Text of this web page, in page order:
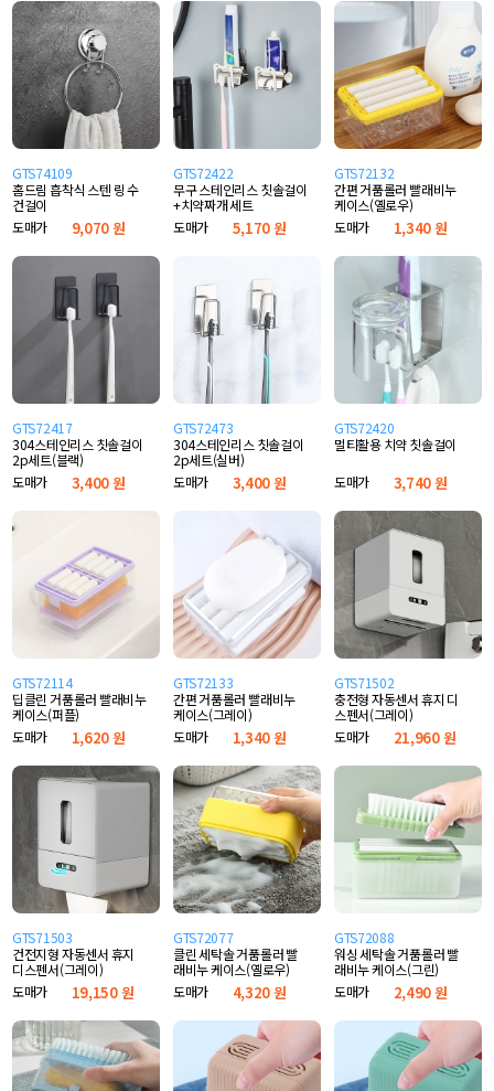
GTS74109
홈드림 흡착식 스텐 링 수
건걸이
도매가
9,070 원
GTS72422
무구 스테인리스 칫솔걸이
+치약짜개 세트
도매가
5,170 원
GTS72132
간편 거품롤러 빨래비누
케이스(옐로우)
도매가
1,340 원
GTS72417
304스테인리스 칫솔걸이
2p세트(블랙)
도매가
3,400 원
GTS72473
304스테인리스 칫솔걸이
2p세트(실버)
도매가
3,400 원
GTS72420
멀티활용 치약 칫솔걸이
도매가
3,740 원
GTS72114
딥클린 거품롤러 빨래비누
케이스(퍼플)
도매가
1,620 원
GTS72133
간편 거품롤러 빨래비누
케이스(그레이)
도매가
1,340 원
GTS71502
충전형 자동센서 휴지 디
스펜서(그레이)
도매가
21,960 원
GTS71503
건전지형 자동센서 휴지
디스펜서(그레이)
도매가
19,150 원
GTS72077
클린 세탁솔 거품롤러 빨
래비누 케이스(옐로우)
도매가
4,320 원
GTS72088
워싱 세탁솔 거품롤러 빨
래비누 케이스(그린)
도매가
2,490 원